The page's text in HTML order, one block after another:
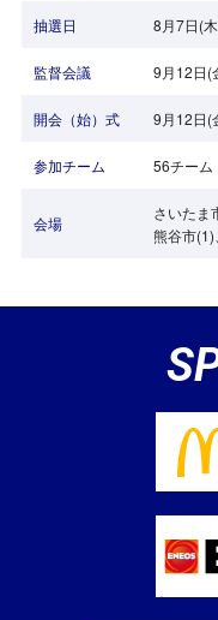
抽選日 8月7日(
監督会議 9月12日(
開会（始）式 9月12日(
参加チーム 56チーム
会場
さいたま
熊谷市